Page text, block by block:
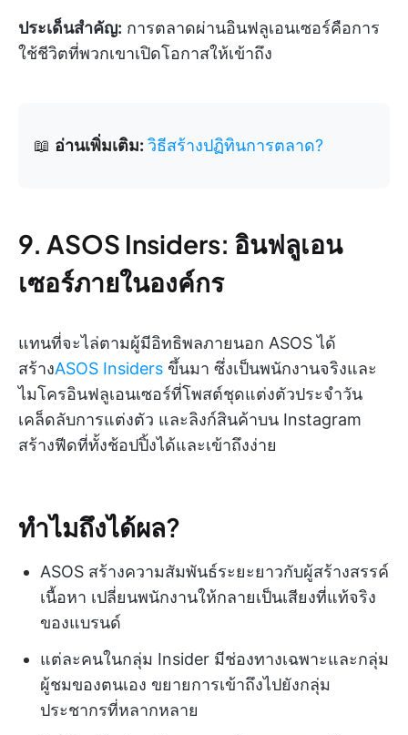
ประเด็นสำคัญ: การตลาดผ่านอินฟลูเอนเซอร์คือการ
ใช้ชีวิตที่พวกเขาเปิดโอกาสให้เข้าถึง
📖 อ่านเพิ่มเติม: วิธีสร้างปฏิทินการตลาด?
9. ASOS Insiders: อินฟลูเอน
เซอร์ภายในองค์กร
แทนที่จะไล่ตามผู้มีอิทธิพลภายนอก ASOS ได้
สร้างASOS Insiders ขึ้นมา ซึ่งเป็นพนักงานจริงและ
ไมโครอินฟลูเอนเซอร์ที่โพสต์ชุดแต่งตัวประจำวัน
เคล็ดลับการแต่งตัว และลิงก์สินค้าบน Instagram
สร้างฟีดที่ทั้งช้อปปิ้งได้และเข้าถึงง่าย
ทำไมถึงได้ผล?
ASOS สร้างความสัมพันธ์ระยะยาวกับผู้สร้างสรรค์
เนื้อหา เปลี่ยนพนักงานให้กลายเป็นเสียงที่แท้จริง
ของแบรนด์
แต่ละคนในกลุ่ม Insider มีช่องทางเฉพาะและกลุ่ม
ผู้ชมของตนเอง ขยายการเข้าถึงไปยังกลุ่ม
ประชากรที่หลากหลาย